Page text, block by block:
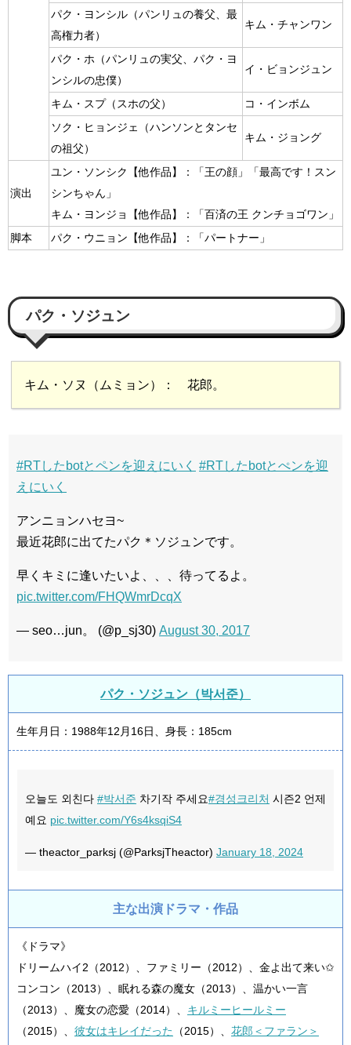
パク・ヨンシル （パンリュの養父、最
高権力者）
キム・チャンワン
パク・ホ （パンリュの実父、パク・ヨ
ンシルの忠僕）
イ・ビョンジュン
キム・スプ（スホの父）
コ・インボム
ソク・ヒョンジェ
（ハンソンとタンセ
の祖父）
キム・ジョング
演出
ユン・ソンシク【他作品】：「王の顔」「最高です！スン
シンちゃん」
キム・ヨンジョ【他作品】：「百済の王 クンチョゴワン」
脚本
パク・ウニョン【他作品】：「パートナー」
パク・ソジュン
キム・ソヌ（ムミョン）： 花郎。
#RTしたbotとペンを迎えにいく #RTしたbotとぺンを迎
えにいく
アンニョンハセヨ~
最近花郎に出てたパク＊ソジュンです。
早くキミに逢いたいよ、、、待ってるよ。
pic.twitter.com/FHQWmrDcqX
— seo…jun。 (@p_sj30) August 30, 2017
パク・ソジュン（박서준）
生年月日：1988年12月16日、身長：185cm
오늘도 외친다 #박서준 차기작 주세요#경성크리처 시즌2 언제
예요 pic.twitter.com/Y6s4ksqiS4
— theactor_parksj (@ParksjTheactor) January 18, 2024
主な出演ドラマ・作品
《ドラマ》
ドリームハイ2（2012）、ファミリー（2012）、金よ出て来い✩
コンコン（2013）、眠れる森の魔女（2013）、温かい一言
（2013）、魔女の恋愛（2014）、 キルミーヒールミー
（2015）、 彼女はキレイだった （2015）、 花郎＜ファラン＞